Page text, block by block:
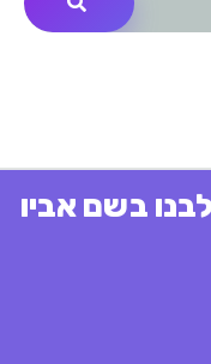
בשם אביו